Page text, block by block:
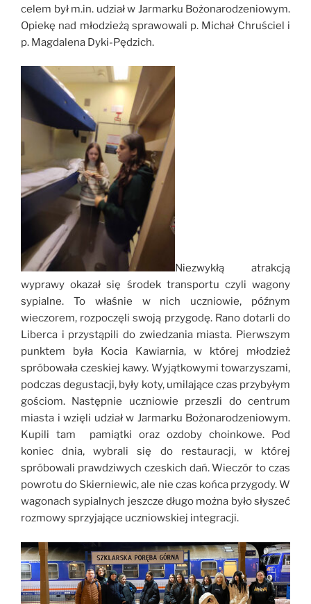
celem był m.in. udział w Jarmarku Bożonarodzeniowym.
Opiekę nad młodzieżą sprawowali p. Michał Chruściel i
p. Magdalena Dyki-Pędzich.
Niezwykłą atrakcją
wyprawy okazał się środek transportu czyli wagony
sypialne. To właśnie w nich uczniowie, późnym
wieczorem, rozpoczęli swoją przygodę. Rano dotarli do
Liberca i przystąpili do zwiedzania miasta. Pierwszym
punktem była Kocia Kawiarnia, w której młodzież
spróbowała czeskiej kawy. Wyjątkowymi towarzyszami,
podczas degustacji, były koty, umilające czas przybyłym
gościom. Następnie uczniowie przeszli do centrum
miasta i wzięli udział w Jarmarku Bożonarodzeniowym.
Kupili tam pamiątki oraz ozdoby choinkowe. Pod
koniec dnia, wybrali się do restauracji, w której
spróbowali prawdziwych czeskich dań. Wieczór to czas
powrotu do Skierniewic, ale nie czas końca przygody. W
wagonach sypialnych jeszcze długo można było słyszeć
rozmowy sprzyjające uczniowskiej integracji.